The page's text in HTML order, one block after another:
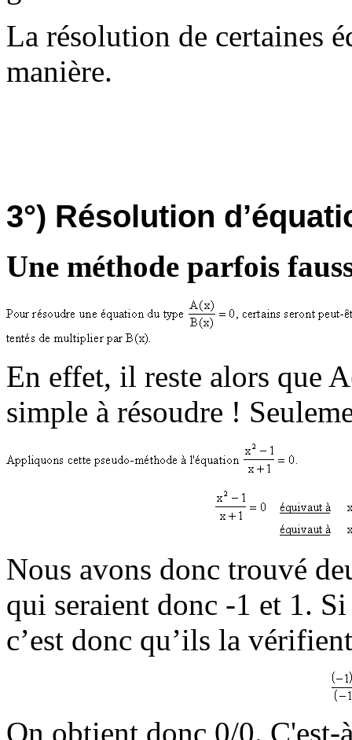
La résolution de certaines
manière.
3°) Résolution
Une méthode parfois
En effet, il reste alors que
simple à résoudre !
Nous avons donc trouvé
qui seraient donc -1 et 1.
c’est donc qu’ils la
On obtient donc 0/0. C'est-